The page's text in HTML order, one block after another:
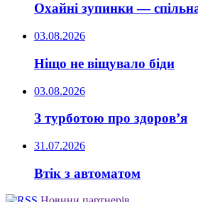
Охайні зупинки — спільна
03.08.2026
Ніщо не віщувало біди
03.08.2026
З турботою про здоров’я
31.07.2026
Втік з автоматом